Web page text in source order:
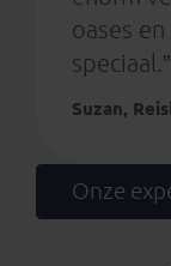
oases
speciaal.”
Suzan,
Onze